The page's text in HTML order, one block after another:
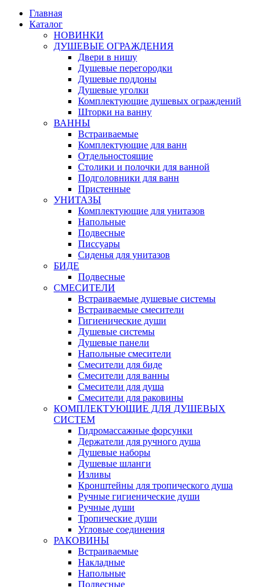
Главная
Каталог
НОВИНКИ
ДУШЕВЫЕ ОГРАЖДЕНИЯ
Двери в нишу
Душевые перегородки
Душевые поддоны
Душевые уголки
Комплектующие душевых ограждений
Шторки на ванну
ВАННЫ
Встраиваемые
Комплектующие для ванн
Отдельностоящие
Столики и полочки для ванной
Подголовники для ванн
Пристенные
УНИТАЗЫ
Комплектующие для унитазов
Напольные
Подвесные
Писсуары
Сиденья для унитазов
БИДЕ
Подвесные
СМЕСИТЕЛИ
Встраиваемые душевые системы
Встраиваемые смесители
Гигиенические души
Душевые системы
Душевые панели
Напольные смесители
Смесители для биде
Смесители для ванны
Смесители для душа
Смесители для раковины
КОМПЛЕКТУЮЩИЕ ДЛЯ ДУШЕВЫХ
СИСТЕМ
Гидромассажные форсунки
Держатели для ручного душа
Душевые наборы
Душевые шланги
Изливы
Кронштейны для тропического душа
Ручные гигиенические души
Ручные души
Тропические души
Угловые соединения
РАКОВИНЫ
Встраиваемые
Накладные
Напольные
Подвесные